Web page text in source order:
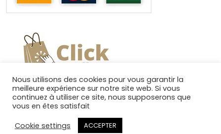
Copyright 2025. Tous droits réservés.
Nous utilisons des cookies pour vous garantir la
meilleure expérience sur notre site web. Si vous
continuez à utiliser ce site, nous supposerons que
vous en êtes satisfait
Cookie settings
ACCEPTER